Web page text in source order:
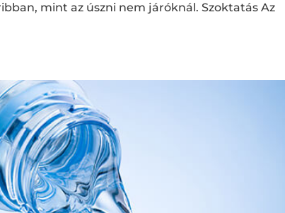
mint az úszni nem járóknál. Szoktatás Az